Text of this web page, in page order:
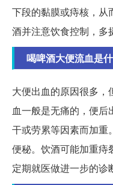
下段的黏膜或痔核，从
酒并注意饮食控制，多
喝啤酒大便流血是
大便出血的原因很多，
血一般是无痛的，便
干或劳累等因素而加重
便秘。饮酒可能加重痔
定期就医做进一步的诊